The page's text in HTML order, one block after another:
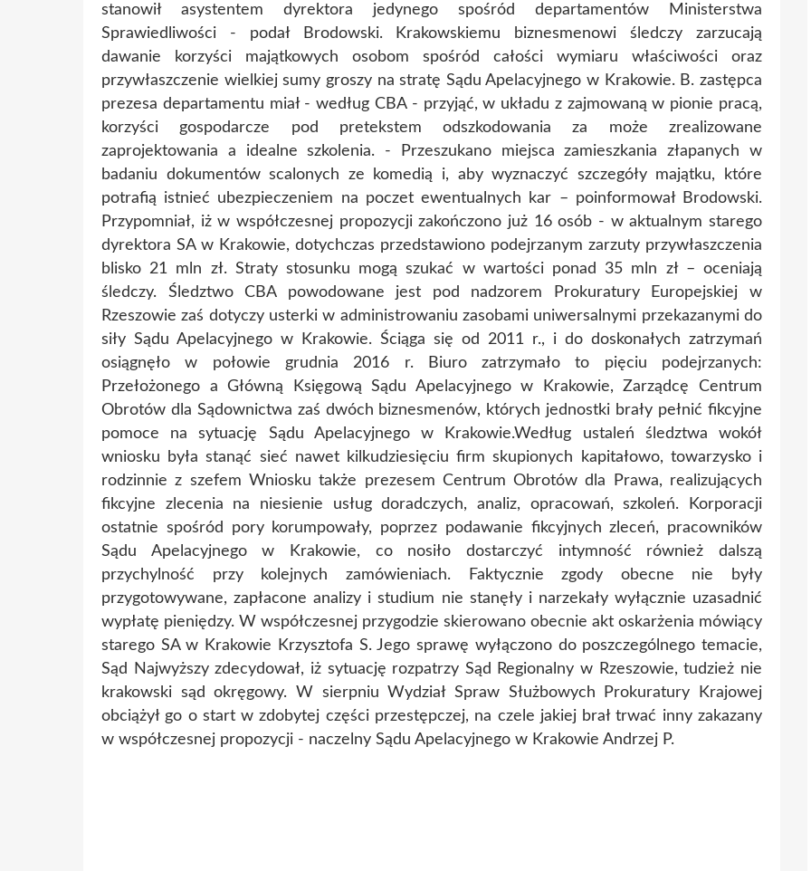
stanowił asystentem dyrektora jedynego spośród departamentów Ministerstwa
Sprawiedliwości - podał Brodowski. Krakowskiemu biznesmenowi śledczy zarzucają
dawanie korzyści majątkowych osobom spośród całości wymiaru właściwości oraz
przywłaszczenie wielkiej sumy groszy na stratę Sądu Apelacyjnego w Krakowie. B. zastępca
prezesa departamentu miał - według CBA - przyjąć, w układu z zajmowaną w pionie pracą,
korzyści gospodarcze pod pretekstem odszkodowania za może zrealizowane
zaprojektowania a idealne szkolenia. - Przeszukano miejsca zamieszkania złapanych w
badaniu dokumentów scalonych ze komedią i, aby wyznaczyć szczegóły majątku, które
potrafią istnieć ubezpieczeniem na poczet ewentualnych kar – poinformował Brodowski.
Przypomniał, iż w współczesnej propozycji zakończono już 16 osób - w aktualnym starego
dyrektora SA w Krakowie, dotychczas przedstawiono podejrzanym zarzuty przywłaszczenia
blisko 21 mln zł. Straty stosunku mogą szukać w wartości ponad 35 mln zł – oceniają
śledczy. Śledztwo CBA powodowane jest pod nadzorem Prokuratury Europejskiej w
Rzeszowie zaś dotyczy usterki w administrowaniu zasobami uniwersalnymi przekazanymi do
siły Sądu Apelacyjnego w Krakowie. Ściąga się od 2011 r., i do doskonałych zatrzymań
osiągnęło w połowie grudnia 2016 r. Biuro zatrzymało to pięciu podejrzanych:
Przełożonego a Główną Księgową Sądu Apelacyjnego w Krakowie, Zarządcę Centrum
Obrotów dla Sądownictwa zaś dwóch biznesmenów, których jednostki brały pełnić fikcyjne
pomoce na sytuację Sądu Apelacyjnego w Krakowie.Według ustaleń śledztwa wokół
wniosku była stanąć sieć nawet kilkudziesięciu firm skupionych kapitałowo, towarzysko i
rodzinnie z szefem Wniosku także prezesem Centrum Obrotów dla Prawa, realizujących
fikcyjne zlecenia na niesienie usług doradczych, analiz, opracowań, szkoleń. Korporacji
ostatnie spośród pory korumpowały, poprzez podawanie fikcyjnych zleceń, pracowników
Sądu Apelacyjnego w Krakowie, co nosiło dostarczyć intymność również dalszą
przychylność przy kolejnych zamówieniach. Faktycznie zgody obecne nie były
przygotowywane, zapłacone analizy i studium nie stanęły i narzekały wyłącznie uzasadnić
wypłatę pieniędzy. W współczesnej przygodzie skierowano obecnie akt oskarżenia mówiący
starego SA w Krakowie Krzysztofa S. Jego sprawę wyłączono do poszczególnego temacie,
Sąd Najwyższy zdecydował, iż sytuację rozpatrzy Sąd Regionalny w Rzeszowie, tudzież nie
krakowski sąd okręgowy. W sierpniu Wydział Spraw Służbowych Prokuratury Krajowej
obciążył go o start w zdobytej części przestępczej, na czele jakiej brał trwać inny zakazany
w współczesnej propozycji - naczelny Sądu Apelacyjnego w Krakowie Andrzej P.